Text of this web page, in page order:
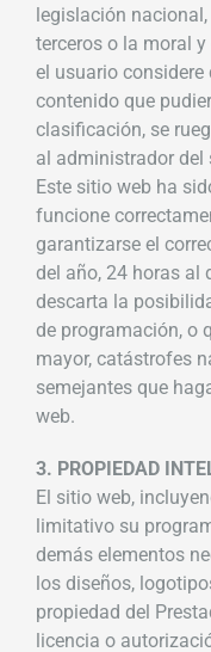
legislación
terceros o la moral
el usuario considere
contenido que
clasificación, se
al administrador del
Este sitio web ha
funcione
garantizarse el
del año, 24 horas al
descarta la
de programación, o
mayor, catástrofes
semejantes que
web.
3. PROPIEDAD
El sitio web,
limitativo su
demás elementos
los diseños,
propiedad del
licencia o